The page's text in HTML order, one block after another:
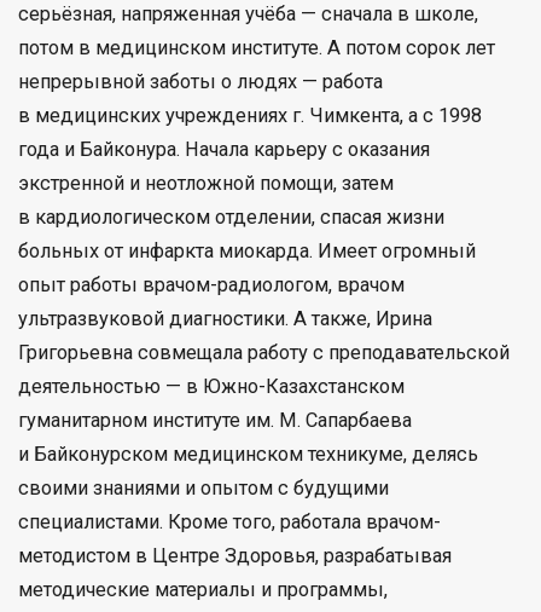
серьёзная, напряженная учёба — сначала в школе,
потом в медицинском институте. А потом сорок лет
непрерывной заботы о людях — работа
в медицинских учреждениях г. Чимкента, а с 1998
года и Байконура. Начала карьеру с оказания
экстренной и неотложной помощи, затем
в кардиологическом отделении, спасая жизни
больных от инфаркта миокарда. Имеет огромный
опыт работы врачом-радиологом, врачом
ультразвуковой диагностики. А также, Ирина
Григорьевна совмещала работу с преподавательской
деятельностью — в Южно-Казахстанском
гуманитарном институте им. М. Сапарбаева
и Байконурском медицинском техникуме, делясь
своими знаниями и опытом с будущими
специалистами. Кроме того, работала врачом-
методистом в Центре Здоровья, разрабатывая
методические материалы и программы,